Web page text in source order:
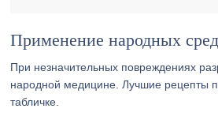
Применение народных
При незначительных повреждениях
народной медицине. Лучшие рецепты
табличке.